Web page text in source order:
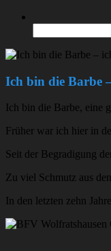
nach:
Ich bin die Barbe
Ich bin die Barbe, eine
Früher war ich hier in
Seit der Begradigung
Zu viel Schmutz aus
In den letzten zehn